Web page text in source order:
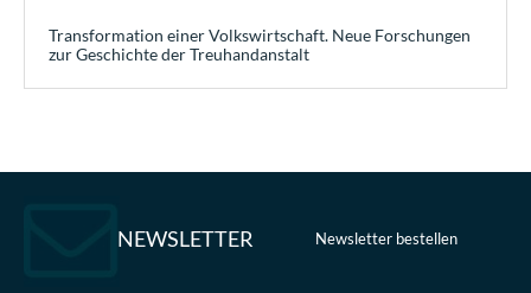
Transformation einer Volkswirtschaft. Neue Forschungen
zur Geschichte der Treuhandanstalt
NEWSLETTER Newsletter bestellen